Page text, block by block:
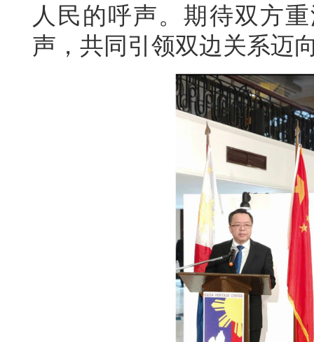
人民的呼声。期待双方
声，共同引领双边关系迈